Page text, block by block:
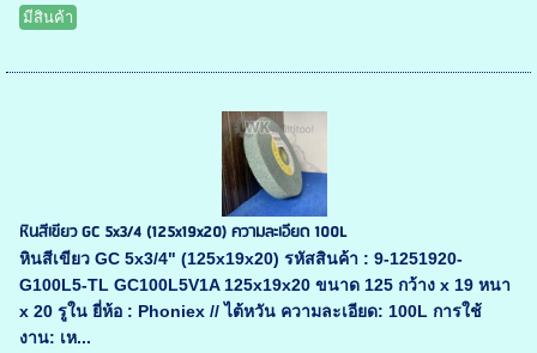
มีสินค้า
หินสีเขียว GC 5x3/4 (125x19x20) ความละเอียด 100L
หินสีเขียว GC 5x3/4" (125x19x20) รหัสสินค้า : 9-1251920-
G100L5-TL GC100L5V1A 125x19x20 ขนาด 125 กว้าง x 19 หนา
x 20 รูใน ยี่ห้อ : Phoniex // ไต้หวัน ความละเอียด: 100L การใช้
งาน: เห...